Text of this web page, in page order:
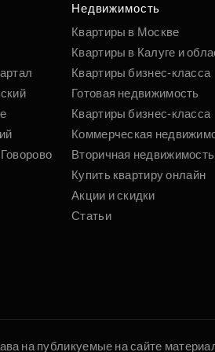
Недвижимость
Квартиры в Москве
Квартиры в Калуге и
Квартиры бизнес-класса
Готовая недвижимость
Квартиры бизнес-класса
Коммерческая
Вторичная недвижимость
Купить квартиру онлайн
Акции и скидки
Статьи
на публикуемые на сайте